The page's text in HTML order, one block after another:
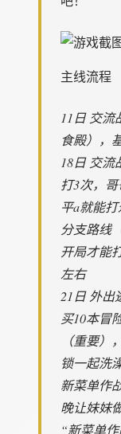
主线流程
11日 交流
食殿），
18日 交
打3次，
平a就能
分支路线
开局才能
左右
21日 外出
买10本冒
（重要
锁一起洗
新菜单作
晚让妹妹
“新菜单